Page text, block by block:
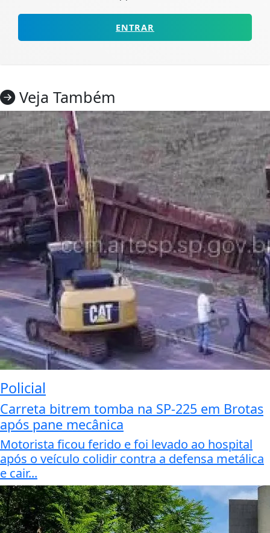
ENTRAR
Veja Também
Policial
Carreta bitrem tomba na SP-225 em Brotas
após pane mecânica
Motorista ficou ferido e foi levado ao hospital
após o veículo colidir contra a defensa metálica
e cair...